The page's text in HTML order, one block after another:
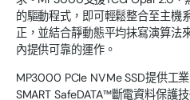
的驅動程式，即可輕鬆整合至主機
正，並結合靜動態平均抹寫演算法
內提供可靠的運作。
MP3000 PCIe NVMe SSD提供工
SMART SafeDATA™斷電資料保護